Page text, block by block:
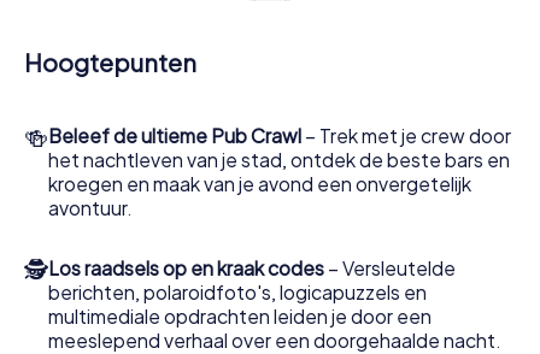
code op het scherm. Deze scannen alle andere
Nu wordt het spannend: alle spelers kiezen een team en
sluiten zich daarbij aan. Vervolgens kiest iedereen een
individuele rol
persoonlijke uitdagingen passend bij zijn rol
spontane lachbuien en onvergetelijke momenten zorgen.
Dan starten alle deelnemers samen de tocht – en het
chaos begint.
Hoogtepunten
🍻Beleef de ultieme Pub Crawl – Trek met je crew door
het nachtleven van je stad, ontdek de beste bars en
kroegen en maak van je avond een onvergetelijk
avontuur.
🕵Los raadsels op en kraak codes – Versleutelde
berichten, polaroidfoto's, logicapuzzels en
multimediale opdrachten leiden je door een
meeslepend verhaal over een doorgehaalde nacht.